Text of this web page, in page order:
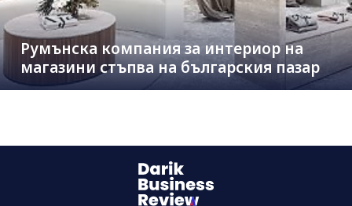
Румънска компания за интериор на
магазини стъпва на българския пазар